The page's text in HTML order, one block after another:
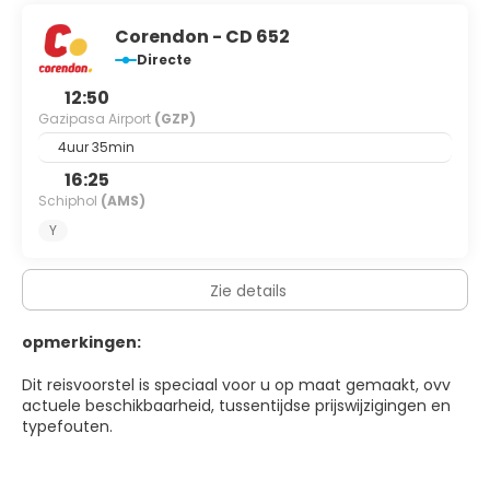
Corendon - CD 652
Directe
12:50
Gazipasa Airport (GZP)
4uur 35min
16:25
Schiphol (AMS)
Y
Zie details
opmerkingen:
Dit reisvoorstel is speciaal voor u op maat gemaakt, ovv
actuele beschikbaarheid, tussentijdse prijswijzigingen en
typefouten.